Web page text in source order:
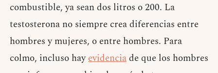
combustible, ya sean dos litros o 200. La
testosterona no siempre crea diferencias entre
hombres y mujeres, o entre hombres. Para
colmo, incluso hayevidenciade que los hombres